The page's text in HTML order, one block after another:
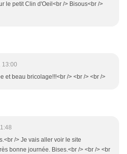
le petit Clin d'Oeil<br /> Bisous<br />
13:00
et beau bricolage!!!<br /> <br /> <br />
/> Je vais aller voir le site
bonne journée. Bises.<br /> <br /> <br